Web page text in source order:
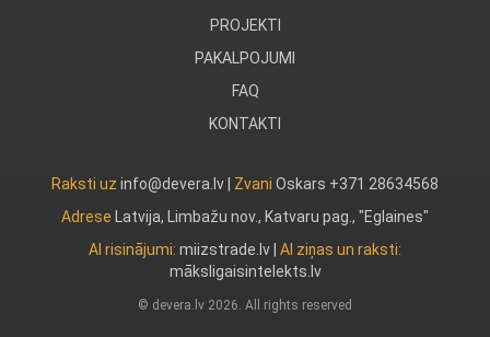
PROJEKTI
PAKALPOJUMI
FAQ
KONTAKTI
Raksti uz info@devera.lv | Zvani Oskars +371 28634568
Adrese
Latvija, Limbažu nov., Katvaru pag., "Eglaines"
AI risinājumi: miizstrade.lv AI ziņas un raksti:
māksligaisintelekts.lv
© devera.lv 2026. All rights reserved